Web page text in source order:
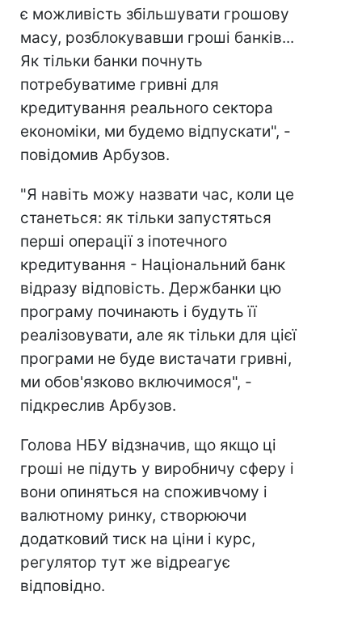
є можливість збільшувати грошову
масу, розблокувавши гроші банків...
Як тільки банки почнуть
потребуватиме гривні для
кредитування реального сектора
економіки, ми будемо відпускати", -
повідомив Арбузов.
"Я навіть можу назвати час, коли це
станеться: як тільки запустяться
перші операції з іпотечного
кредитування - Національний банк
відразу відповість. Держбанки цю
програму починають і будуть її
реалізовувати, але як тільки для цієї
програми не буде вистачати гривні,
ми обов'язково включимося", -
підкреслив Арбузов.
Голова НБУ відзначив, що якщо ці
гроші не підуть у виробничу сферу і
вони опиняться на споживчому і
валютному ринку, створюючи
додатковий тиск на ціни і курс,
регулятор тут же відреагує
відповідно.